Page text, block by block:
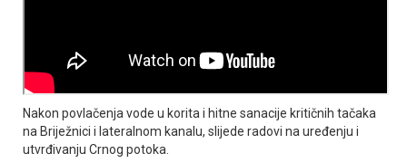
Nakon povlačenja vode u korita i hitne sanacije kritičnih tačaka
na Briježnici i lateralnom kanalu, slijede radovi na uređenju i
utvrđivanju Crnog potoka.